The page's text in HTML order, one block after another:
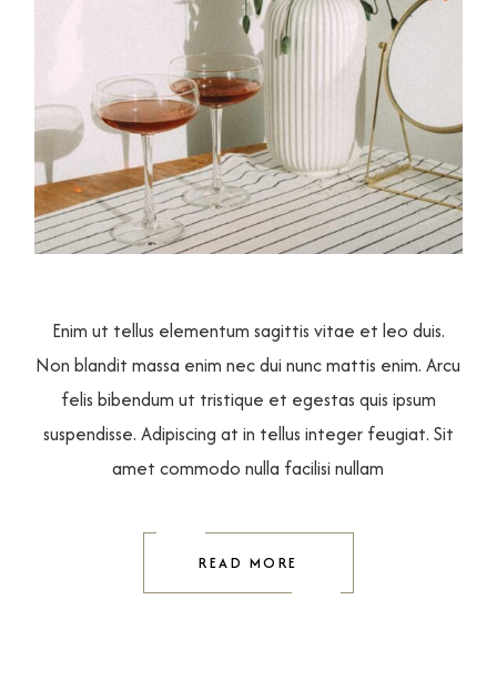
Enim ut tellus elementum sagittis vitae et leo duis.
Non blandit massa enim nec dui nunc mattis enim. Arcu
felis bibendum ut tristique et egestas quis ipsum
suspendisse. Adipiscing at in tellus integer feugiat. Sit
amet commodo nulla facilisi nullam
READ MORE